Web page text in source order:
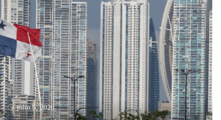
julio 6, 2026